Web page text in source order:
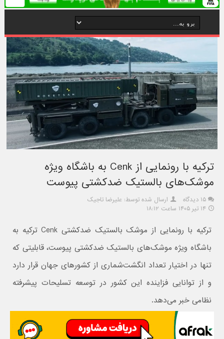
ترکیه با رونمایی از Cenk به باشگاه ویژه
موشک‌های بالستیک ضدکشتی پیوست
۱۵ دیدگاه
ارسال شده توسط: علیرضا تاجیک
۱۴ تیر ۱۴۰۵ ساعت ۱۸:۱۲
ترکیه با رونمایی از موشک بالستیک ضدکشتی Cenk ترکیه به
باشگاه ویژه موشک‌های بالستیک ضدکشتی پیوست، قابلیتی که
تنها در اختیار تعداد انگشت‌شماری از کشورهای جهان قرار دارد
و از توانایی فزاینده این کشور در توسعه تسلیحات پیشرفته
نظامی خبر می‌دهد.